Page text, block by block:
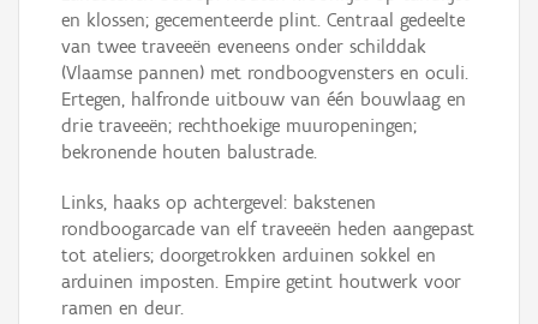
en klossen; gecementeerde plint. Centraal gedeelte
van twee traveeën eveneens onder schilddak
(Vlaamse pannen) met rondboogvensters en oculi.
Ertegen, halfronde uitbouw van één bouwlaag en
drie traveeën; rechthoekige muuropeningen;
bekronende houten balustrade.
Links, haaks op achtergevel: bakstenen
rondboogarcade van elf traveeën heden aangepast
tot ateliers; doorgetrokken arduinen sokkel en
arduinen imposten. Empire getint houtwerk voor
ramen en deur.